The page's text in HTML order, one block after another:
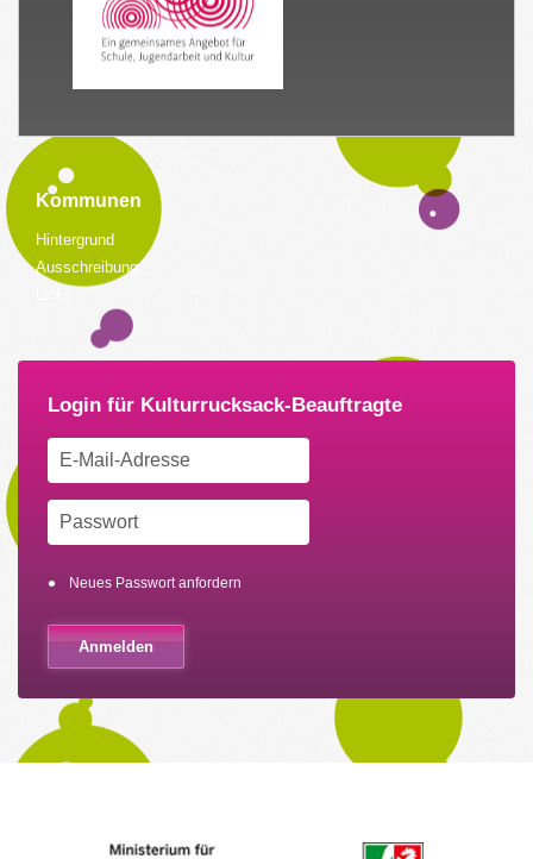
Kommunen
Hintergrund
Ausschreibung
Neues Passwort anfordern